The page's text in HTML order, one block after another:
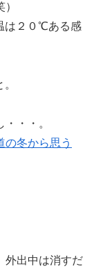
は２０℃ある感
・・。
冬から思う
外出中は消すだ